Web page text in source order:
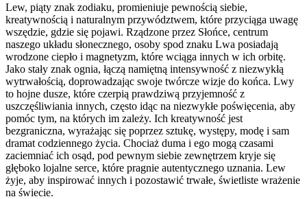
Lew, piąty znak zodiaku, promieniuje pewnością siebie,
kreatywnością i naturalnym przywództwem, które przyciąga uwagę
wszędzie, gdzie się pojawi. Rządzone przez Słońce, centrum
naszego układu słonecznego, osoby spod znaku Lwa posiadają
wrodzone ciepło i magnetyzm, które wciąga innych w ich orbitę.
Jako stały znak ognia, łączą namiętną intensywność z niezwykłą
wytrwałością, doprowadzając swoje twórcze wizje do końca. Lwy
to hojne dusze, które czerpią prawdziwą przyjemność z
uszczęśliwiania innych, często idąc na niezwykłe poświęcenia, aby
pomóc tym, na których im zależy. Ich kreatywność jest
bezgraniczna, wyrażając się poprzez sztukę, występy, modę i sam
dramat codziennego życia. Chociaż duma i ego mogą czasami
zaciemniać ich osąd, pod pewnym siebie zewnętrzem kryje się
głęboko lojalne serce, które pragnie autentycznego uznania. Lew
żyje, aby inspirować innych i pozostawić trwałe, świetliste wrażenie
na świecie.